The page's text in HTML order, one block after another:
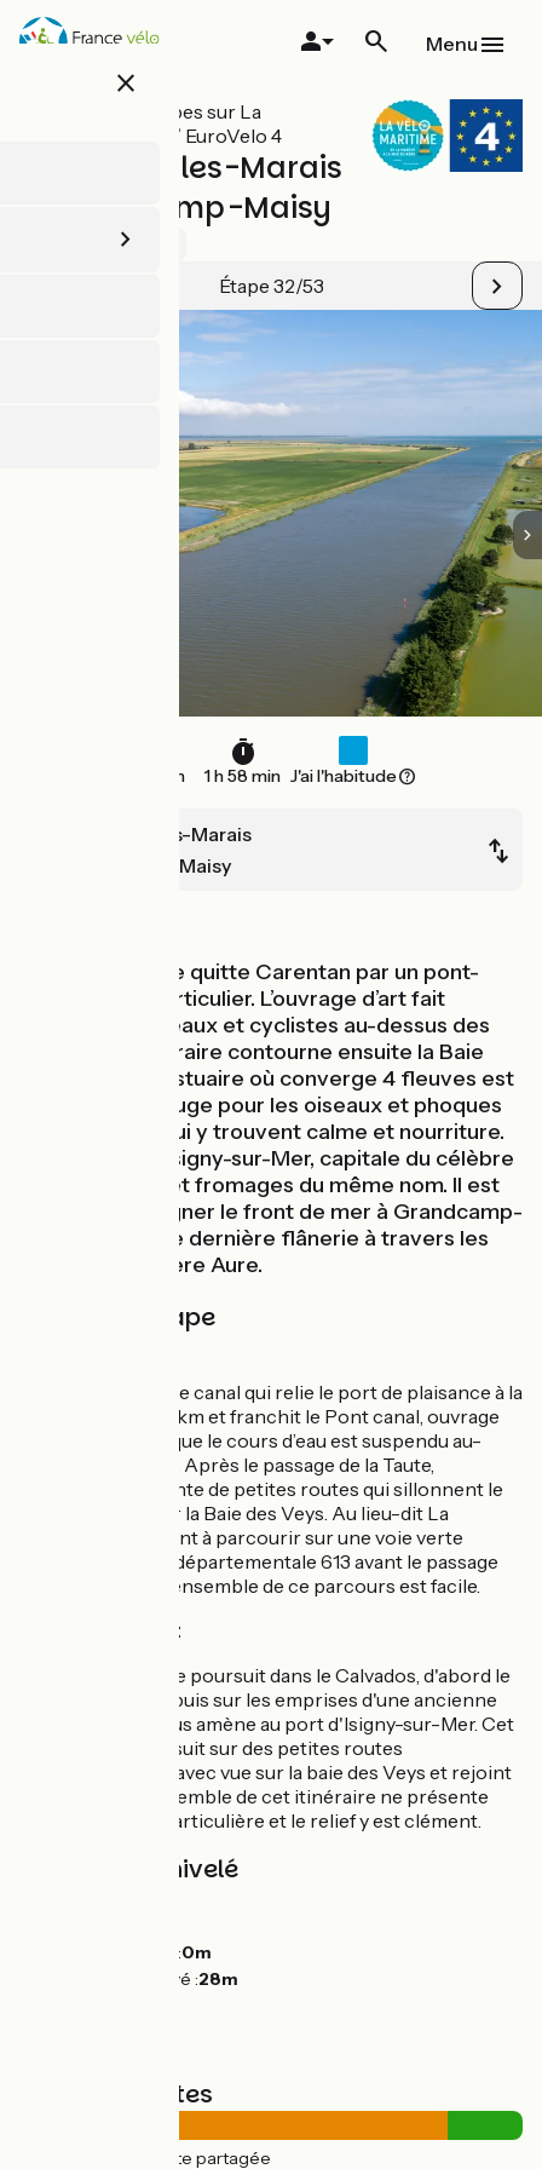
Aller
au
close
Menu
Toutes les étapes sur La
Vélomaritime / EuroVelo 4
Carentan-les-Marais
/ Grandcamp-Maisy
Voir 1 avis
Étape 32/53
30 km 1 h 58 min J'ai l'habitude
Carentan-les-Marais
Grandcamp-Maisy
La Vélomaritime quitte Carentan par un pont-
canal un peu particulier. L’ouvrage d’art fait
circuler les bateaux et cyclistes au-dessus des
voitures ! L'itinéraire contourne ensuite la Baie
des Veys, cet estuaire où converge 4 fleuves est
un véritable refuge pour les oiseaux et phoques
veaux-marins qui y trouvent calme et nourriture.
Vous arrivez à Isigny-sur-Mer, capitale du célèbre
beurre, crème et fromages du même nom. Il est
temps de regagner le front de mer à Grandcamp-
Maisy après une dernière flânerie à travers les
marais et la rivière Aure.
Détail de l'étape
L'itinéraire longe le canal qui relie le port de plaisance à la
mer sur près de 2 km et franchit le Pont canal, ouvrage
d’art original puisque le cours d’eau est suspendu au-
dessus de la route. Après le passage de la Taute,
l'itinéraire emprunte de petites routes qui sillonnent le
bocage ouvert sur la Baie des Veys. Au lieu-dit La
Blanche, 400m sont à parcourir sur une voie verte
longeant la route départementale 613 avant le passage
du Pont du Vey. L’ensemble de ce parcours est facile.
Côté Calvados :
Cette voie verte se poursuit dans le Calvados, d'abord le
long de la RD613, puis sur les emprises d'une ancienne
voie ferrée qui vous amène au port d'Isigny-sur-Mer. Cet
itinéraire se poursuit sur des petites routes
départementales avec vue sur la baie des Veys et rejoint
Grandcamp. L'ensemble de cet itinéraire ne présente
pas de difficulté particulière et le relief y est clément.
Pentes et dénivelé
Point le plus bas :0m
Point le plus élevé :28m
Types de routes
(85%) Route partagée